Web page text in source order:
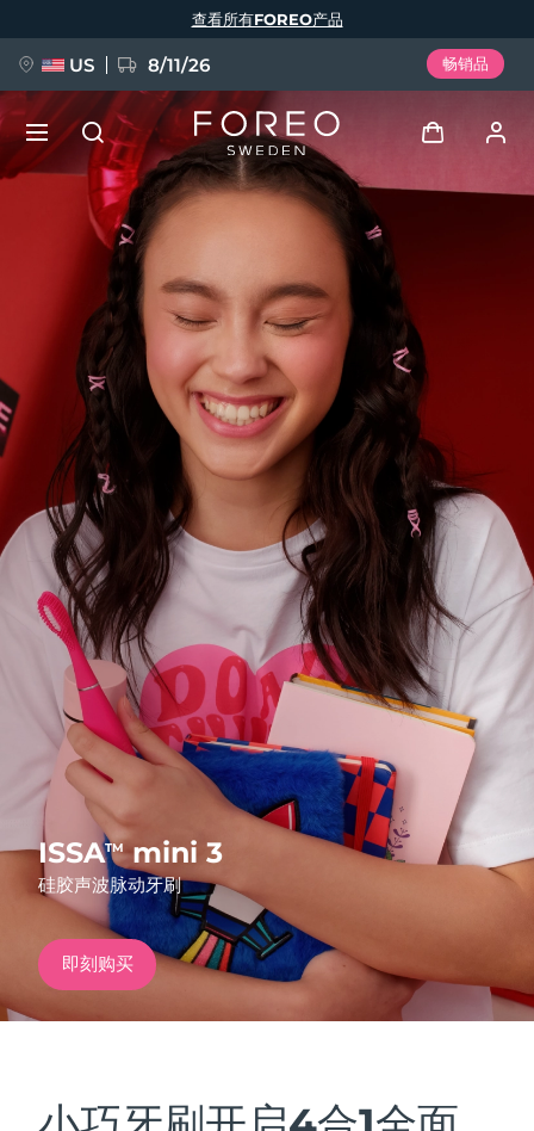
ISSATMmini 3
硅胶声波脉动牙刷
即刻购买
查看所有FOREO产品
US 8/11/26 畅销品
我的设备
我的订单
我的地址
我的订阅
FAQ™ Pure Beauty-Tech Elixir
BREAKING NEWS
issa™ Teeth Whitening Set
FAQ™ Dual LED Panel
热门产品
特别优惠 畅销产品
红光疗法
English Deutsch
Español
Français
Italiano
Português
Polski
Svenska
Русский
Türkçe
简体中文 繁體中文
发货国家
美国 预计送达日期8/11/26
英国 预计送达日期 8/10/26
西班牙 预计送达日期8/10/26
澳大利亚 预计送达日期 8/13/26
法国 预计送达日期 8/10/26
德国
加拿大 预计送达日期
奥地利 预计送达日期8/10/26